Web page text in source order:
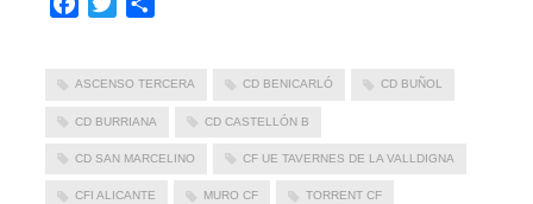
ASCENSO TERCERA CD BENICARLÓ CD BUÑOL
CD BURRIANA CD CASTELLÓN B
CD SAN MARCELINO CF UE TAVERNES DE LA VALLDIGNA
CFI ALICANTE MURO CF TORRENT CF